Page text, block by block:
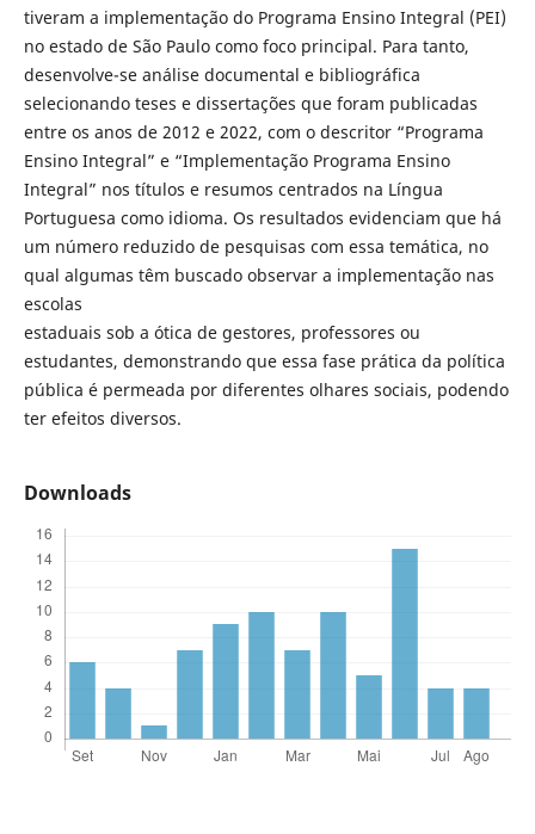
tiveram a implementação do Programa Ensino Integral (PEI)
no estado de São Paulo como foco principal. Para tanto,
desenvolve-se análise documental e bibliográfica
selecionando teses e dissertações que foram publicadas
entre os anos de 2012 e 2022, com o descritor “Programa
Ensino Integral” e “Implementação Programa Ensino
Integral” nos títulos e resumos centrados na Língua
Portuguesa como idioma. Os resultados evidenciam que há
um número reduzido de pesquisas com essa temática, no
qual algumas têm buscado observar a implementação nas
escolas
estaduais sob a ótica de gestores, professores ou
estudantes, demonstrando que essa fase prática da política
pública é permeada por diferentes olhares sociais, podendo
ter efeitos diversos.
Downloads